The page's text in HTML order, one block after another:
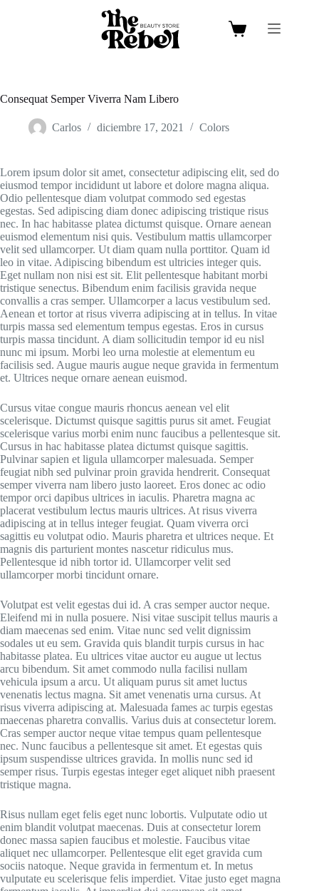
Carro
Consequat Semper Viverra Nam Libero
Carlos diciembre 17, 2021 Colors
Lorem ipsum dolor sit amet, consectetur adipiscing elit, sed do
eiusmod tempor incididunt ut labore et dolore magna aliqua.
Odio pellentesque diam volutpat commodo sed egestas
egestas. Sed adipiscing diam donec adipiscing tristique risus
nec. In hac habitasse platea dictumst quisque. Ornare aenean
euismod elementum nisi quis. Vestibulum mattis ullamcorper
velit sed ullamcorper. Ut diam quam nulla porttitor. Quam id
leo in vitae. Adipiscing bibendum est ultricies integer quis.
Eget nullam non nisi est sit. Elit pellentesque habitant morbi
tristique senectus. Bibendum enim facilisis gravida neque
convallis a cras semper. Ullamcorper a lacus vestibulum sed.
Aenean et tortor at risus viverra adipiscing at in tellus. In vitae
turpis massa sed elementum tempus egestas. Eros in cursus
turpis massa tincidunt. A diam sollicitudin tempor id eu nisl
nunc mi ipsum. Morbi leo urna molestie at elementum eu
facilisis sed. Augue mauris augue neque gravida in fermentum
et. Ultrices neque ornare aenean euismod.
Cursus vitae congue mauris rhoncus aenean vel elit
scelerisque. Dictumst quisque sagittis purus sit amet. Feugiat
scelerisque varius morbi enim nunc faucibus a pellentesque sit.
Cursus in hac habitasse platea dictumst quisque sagittis.
Pulvinar sapien et ligula ullamcorper malesuada. Semper
feugiat nibh sed pulvinar proin gravida hendrerit. Consequat
semper viverra nam libero justo laoreet. Eros donec ac odio
tempor orci dapibus ultrices in iaculis. Pharetra magna ac
placerat vestibulum lectus mauris ultrices. At risus viverra
adipiscing at in tellus integer feugiat. Quam viverra orci
sagittis eu volutpat odio. Mauris pharetra et ultrices neque. Et
magnis dis parturient montes nascetur ridiculus mus.
Pellentesque id nibh tortor id. Ullamcorper velit sed
ullamcorper morbi tincidunt ornare.
Volutpat est velit egestas dui id. A cras semper auctor neque.
Eleifend mi in nulla posuere. Nisi vitae suscipit tellus mauris a
diam maecenas sed enim. Vitae nunc sed velit dignissim
sodales ut eu sem. Gravida quis blandit turpis cursus in hac
habitasse platea. Eu ultrices vitae auctor eu augue ut lectus
arcu bibendum. Sit amet commodo nulla facilisi nullam
vehicula ipsum a arcu. Ut aliquam purus sit amet luctus
venenatis lectus magna. Sit amet venenatis urna cursus. At
risus viverra adipiscing at. Malesuada fames ac turpis egestas
maecenas pharetra convallis. Varius duis at consectetur lorem.
Cras semper auctor neque vitae tempus quam pellentesque
nec. Nunc faucibus a pellentesque sit amet. Et egestas quis
ipsum suspendisse ultrices gravida. In mollis nunc sed id
semper risus. Turpis egestas integer eget aliquet nibh praesent
tristique magna.
Risus nullam eget felis eget nunc lobortis. Vulputate odio ut
enim blandit volutpat maecenas. Duis at consectetur lorem
donec massa sapien faucibus et molestie. Faucibus vitae
aliquet nec ullamcorper. Pellentesque elit eget gravida cum
sociis natoque. Neque gravida in fermentum et. In metus
vulputate eu scelerisque felis imperdiet. Vitae justo eget magna